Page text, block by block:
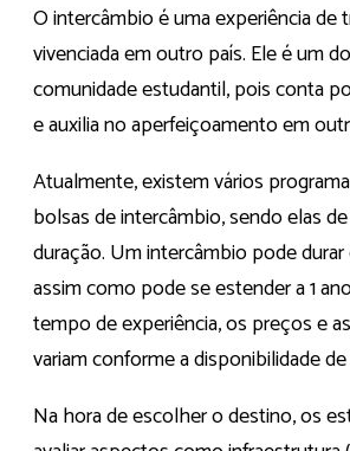
O intercâmbio é uma experiência de
vivenciada em outro país. Ele é um
comunidade estudantil, pois conta
e auxilia no aperfeiçoamento em
Atualmente, existem vários
bolsas de intercâmbio, sendo elas
duração. Um intercâmbio pode durar
assim como pode se estender a 1
tempo de experiência, os preços e
variam conforme a disponibilidade
Na hora de escolher o destino, os